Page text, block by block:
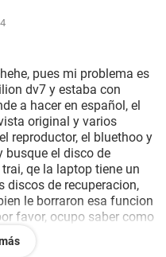
pues mi problema es
dv7 y estaba con
a hacer en español, el
original y varios
reproductor, el bluethoo y
busque el disco de
qe la laptop tiene un
discos de recuperacion,
le borraron esa funcion
favor, ocupo saber como
original y que tenga los